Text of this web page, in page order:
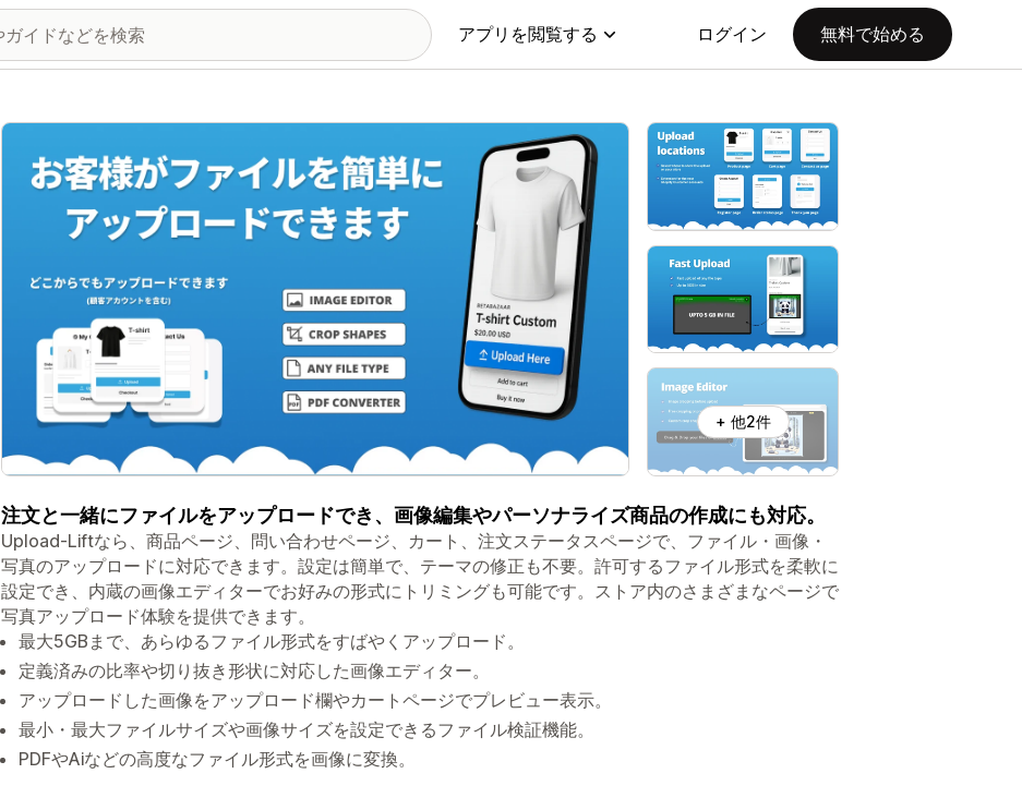
アプリを閲覧する ログイン 無料で始める
特集の画像ギャラリー
+ 他2件
注文と一緒にファイルをアップロードでき、画像編集やパーソナライズ商品の作成にも対応。
Upload-Liftなら、商品ページ、問い合わせページ、カート、注文ステータスページで、ファイル・画像・
写真のアップロードに対応できます。設定は簡単で、テーマの修正も不要。許可するファイル形式を柔軟に
設定でき、内蔵の画像エディターでお好みの形式にトリミングも可能です。ストア内のさまざまなページで
写真アップロード体験を提供できます。
最大5GBまで、あらゆるファイル形式をすばやくアップロード。
定義済みの比率や切り抜き形状に対応した画像エディター。
アップロードした画像をアップロード欄やカートページでプレビュー表示。
最小・最大ファイルサイズや画像サイズを設定できるファイル検証機能。
PDFやAiなどの高度なファイル形式を画像に変換。